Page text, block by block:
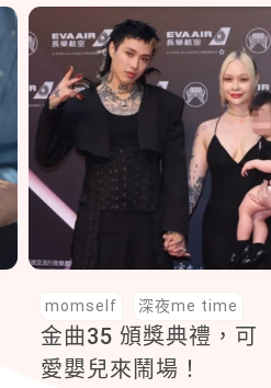
UDN元氣網
momself 深夜me time
金曲35 頒獎典禮，可
愛嬰兒來鬧場！